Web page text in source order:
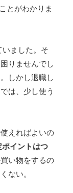
とがわかりま
ました。そ
りませんでし
しかし退職し
は、少し使う
えればよいの
イントはつ
い物をするの
ない。